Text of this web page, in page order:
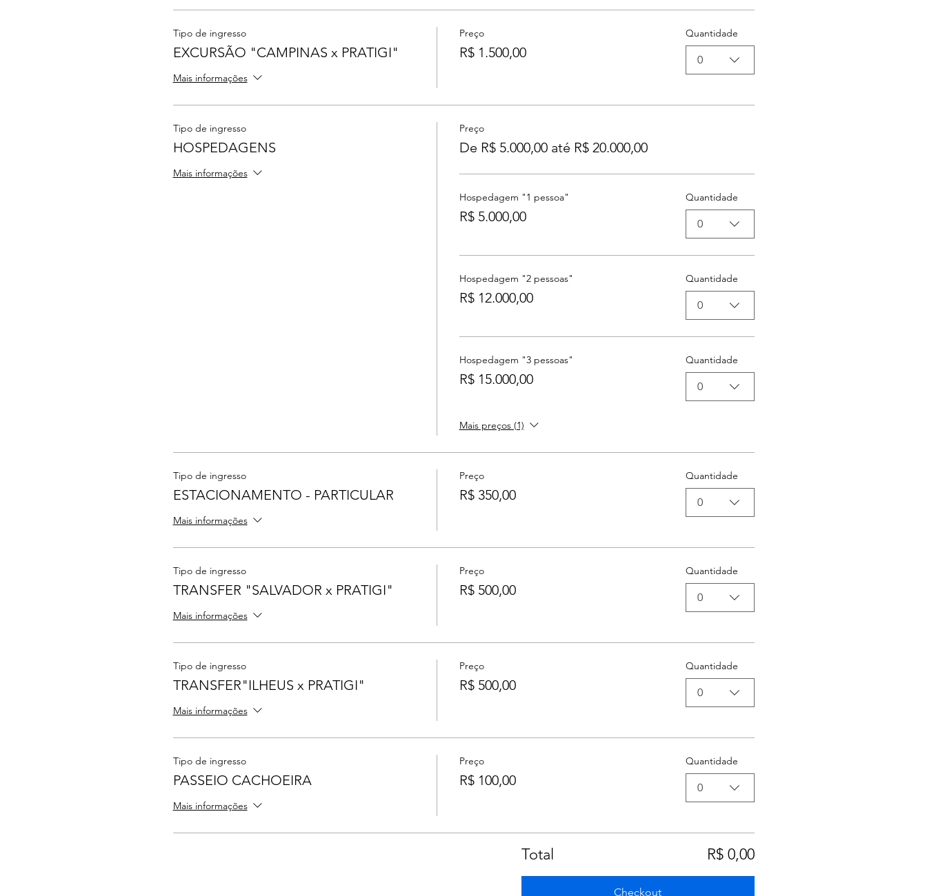
Tipo de ingresso
EXCURSÃO "CAMPINAS x PRATIGI"
Mais informações
Preço
R$ 1.500,00
Quantidade
0
Tipo de ingresso
HOSPEDAGENS
Mais informações
Preço
De R$ 5.000,00 até R$ 20.000,00
Hospedagem "1 pessoa"
R$ 5.000,00
Quantidade
0
Hospedagem "2 pessoas"
R$ 12.000,00
Quantidade
0
Hospedagem "3 pessoas"
R$ 15.000,00
Quantidade
0
Mais preços (1)
Tipo de ingresso
ESTACIONAMENTO - PARTICULAR
Mais informações
Preço
R$ 350,00
Quantidade
0
Tipo de ingresso
TRANSFER "SALVADOR x PRATIGI"
Mais informações
Preço
R$ 500,00
Quantidade
0
Tipo de ingresso
TRANSFER"ILHEUS x PRATIGI"
Mais informações
Preço
R$ 500,00
Quantidade
0
Tipo de ingresso
PASSEIO CACHOEIRA
Mais informações
Preço
R$ 100,00
Quantidade
0
Total R$ 0,00
Checkout